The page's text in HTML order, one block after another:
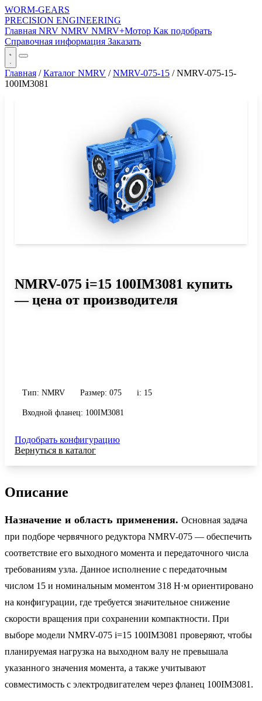
WORM-GEARS
PRECISION ENGINEERING
Главная NRV NMRV NMRV+Мотор Как подобрать
Справочная информация Заказать
Главная / Каталог NMRV / NMRV-075-15 / NMRV-075-15-
100IM3081
NMRV-075 i=15 100IM3081 купить
— цена от производителя
Тип: NMRV Размер: 075 i: 15
Входной фланец: 100IM3081
Подобрать конфигурацию
Вернуться в каталог
Описание
Назначение и область применения. Основная задача
при подборе червячного редуктора NMRV-075 — обеспечить
соответствие его выходного момента и передаточного числа
требованиям узла. Данное исполнение с передаточным
числом 15 и номинальным моментом 318 Н·м ориентировано
на конфигурации, где требуется значительное снижение
скорости вращения при сохранении компактности. При
выборе модели NMRV-075 i=15 100IM3081 проверяют, чтобы
планируемая нагрузка на выходном валу не превышала
указанного значения момента, а также учитывают
совместимость с электродвигателем через фланец 100IM3081.